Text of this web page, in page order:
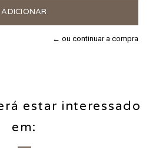
← ou continuar a compra
estar interessado
em: